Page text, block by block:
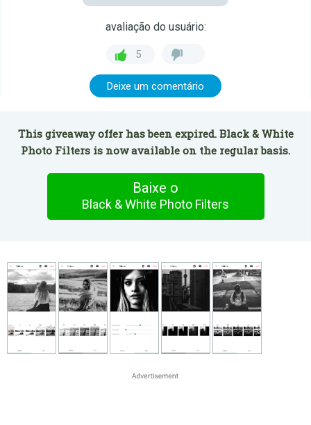
avaliação do usuário:
5
Deixe um comentário
This giveaway offer has been expired. Black & White
Photo Filters is now available on the regular basis.
Baixe o
Black & White Photo Filters